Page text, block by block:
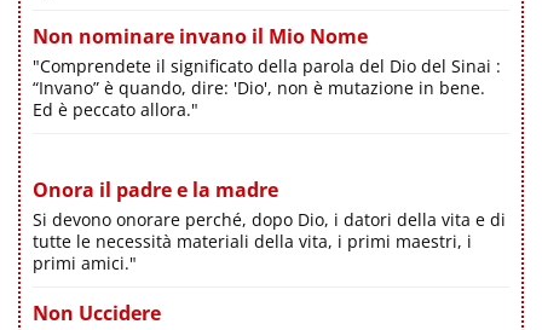
Non nominare invano il Mio Nome
"Comprendete il significato della parola del Dio del Sinai :
“Invano” è quando, dire: 'Dio', non è mutazione in bene.
Ed è peccato allora."
Onora il padre e la madre
Si devono onorare perché, dopo Dio, i datori della vita e di
tutte le necessità materiali della vita, i primi maestri, i
primi amici."
Non Uccidere